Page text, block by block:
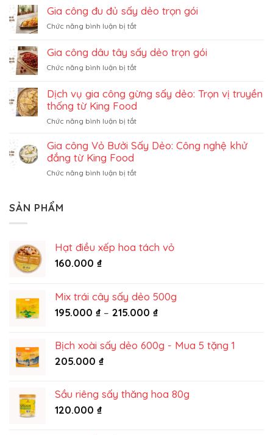
công
dừa
sấy
không
đường
Gia công đu đủ sấy dẻo trọn gói
Chức năng bình luận bị tắtở
công
đu
đủ
dẻo
trọn
Gia công dâu tây sấy dẻo trọn gói
Chức năng bình luận bị tắtở
công
dâu
tây
sấy
trọn
Dịch vụ gia công gừng sấy dẻo: Trọn vị truyền
thống từ King Food
Chức năng bình luận bị tắtở
vụ
gia
gừng
từ
Gia công Vỏ Bưởi Sấy Dẻo: Công nghệ khử
đắng từ King Food
Chức năng bình luận bị tắtở
Công
từ
King
Food
SẢN PHẨM
Hạt điều xếp hoa tách vỏ
160.000 ₫
Mix trái cây sấy dẻo 500g
195.000 ₫ – 215.000 ₫Khoảng
195.000 ₫
Bịch xoài sấy dẻo 600g - Mua 5 tặng 1
205.000 ₫
Sầu riêng sấy thăng hoa 80g
120.000 ₫